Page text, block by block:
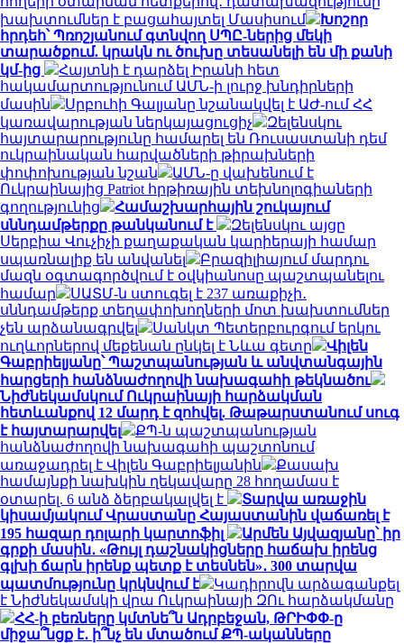
խախտումներ է բացահայտել Մասիսում
Խոշոր
հրդեհ՝ Պռոշյանում գտնվող ՍՊԸ-ներից մեկի
տարածքում. կրակն ու ծուխը տեսանելի են մի քանի
կմ-ից
Հայտնի է դարձել Իրանի հետ
հակամարտությունում ԱՄՆ-ի լուրջ խնդիրների
մասին
Սրբուհի Գալյանը նշանակվել է ԱԺ-ում ՀՀ
կառավարության ներկայացուցիչ
Զելենսկու
հայտարարությունը համարել են Ռուսաստանի դեմ
ուկրաինական հարվածների թիրախների
փոփոխության նշան
ԱՄՆ-ը վախենում է
Ուկրաինայից Patriot հրթիռային տեխնոլոգիաների
գողությունից
Համաշխարհային շուկայում
սննդամթերքը թանկանում է
Զելենսկու այցը
Սերբիա Վուչիչի քաղաքական կարիերայի համար
սպառնալիք են անվանել
Բրազիլիայում մարդու
մազն օգտագործվում է օվկիանոսը պաշտպանելու
համար
ՍԱՏՄ-ն ստուգել է 237 առաքիչի․
սննդամթերք տեղափոխողների մոտ խախտումներ
չեն արձանագրվել
Սանկտ Պետերբուրգում երկու
ուղևորներով մեքենան ընկել է Նևա գետը
Վիլեն
Գաբրիելյանը՝ Պաշտպանության և անվտանգային
հարցերի հանձնաժողովի նախագահի թեկնածու
Նիժնեկամսկում Ուկրաինայի հարձակման
հետևանքով 12 մարդ է զոհվել. Թաթարստանում սուգ
է հայտարարվել
ՔՊ-ն պաշտպանության
հանձնաժողովի նախագահի պաշտոնում
առաջադրել է Վիլեն Գաբրիելյանին
Քասախ
համայնքի նախկին ղեկավարը 28 հողամաս է
օտարել. 6 անձ ձերբակալվել է
Տարվա առաջին
կիսամյակում Վրաստանը Հայաստանին վաճառել է
195 հազար դոլարի կարտոֆիլ
Արմեն Այվազյանը՝ իր
գրքի մասին․ «Թույլ դաշնակիցները հաճախ իրենց
գլխի ճարն իրենք պետք է տեսնեն»․ 300 տարվա
պատմությունը կրկնվում է
Կադիրովն արձագանքել
է Նիժնեկամսկի վրա Ուկրաինայի ԶՈւ հարձակմանը
ՀՀ-ի բեռները կմտնե՞ն Ադրբեջան, ԹՐԻՓՓ-ը
միջա՞նցք է․ ի՞նչ են մտածում ՔՊ-ականները